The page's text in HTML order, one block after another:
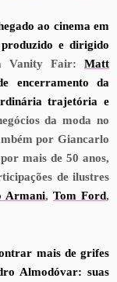
ao cinema em
produzido e dirigido
Vanity Fair: Matt
encerramento da
trajetória e
da moda no
por Giancarlo
mais de 50 anos,
de ilustres
Armani, Tom Ford,
mais de grifes
Almodóvar: suas